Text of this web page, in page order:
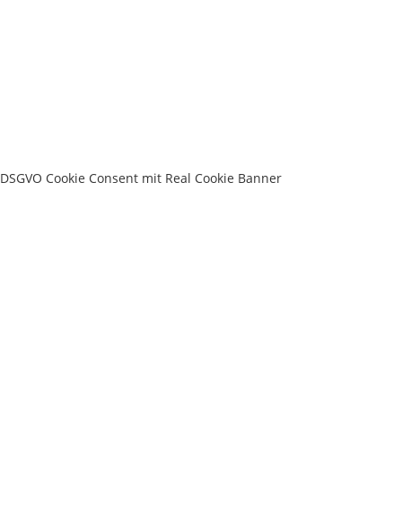
DSGVO Cookie Consent mit Real Cookie Banner